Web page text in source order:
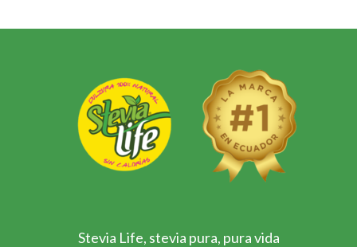
Stevia Life, stevia pura, pura vida